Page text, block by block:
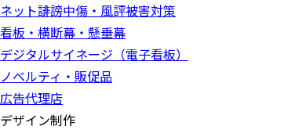
ネット誹謗中傷・風評被害対策
看板・横断幕・懸垂幕
デジタルサイネージ（電子看板）
ノベルティ・販促品
広告代理店
デザイン制作